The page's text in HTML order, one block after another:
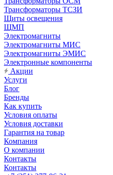
Трансформаторы ТСЗИ
Щиты освещения
ЩМП
Электромагниты
Электромагниты МИС
Электромагниты ЭМИС
Электронные компоненты
Акции
Услуги
Блог
Бренды
Как купить
Условия оплаты
Условия доставки
Гарантия на товар
Компания
О компании
Контакты
Контакты